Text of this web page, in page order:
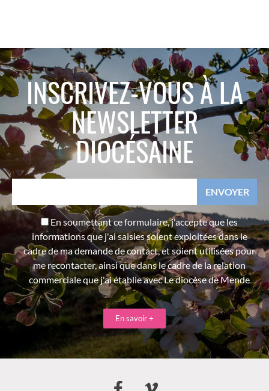
INSCRIVEZ-VOUS À LA
NEWSLETTER
DIOCÉSAINE
En soumettant ce formulaire, j'accepte que les
informations que j'ai saisies soient exploitées dans le
cadre de ma demande de contact, et soient utilisées pour
me recontacter, ainsi que dans le cadre de la relation
commerciale que j'ai établie avec Le diocèse de Mende
En savoir +